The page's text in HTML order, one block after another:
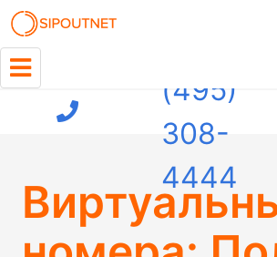
(495)
308-
4444